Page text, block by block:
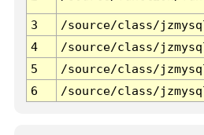
3 /source/class/
4
/source/class/
5
/source/class/
6
/source/class/